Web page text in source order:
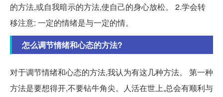
的方法,或自我暗示的方法,使自己的身心放松。 2.学会转
移注意: 一定的情绪是与一定的情。
怎么调节情绪和心态的方法?
对于调节情绪和心态的方法,我认为有这几种方法。 第一种
方法是要想得开,不要钻牛角尖。人活在世上,总会有顺利与